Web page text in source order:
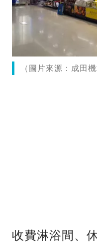
（圖片來源：成田機
收費淋浴間、